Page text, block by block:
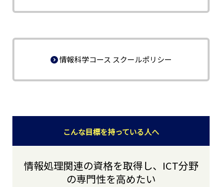
情報科学コース スクールポリシー
こんな目標を持っている人へ
情報処理関連の資格を取得し、ICT分野
の専門性を高めたい